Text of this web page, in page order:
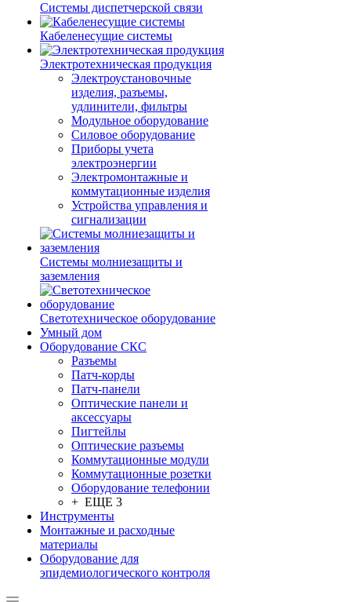
Системы диспетчерской связи
Кабеленесущие системы
Электротехническая продукция
Электроустановочные
изделия, разъемы,
удлинители, фильтры
Модульное оборудование
Силовое оборудование
Приборы учета
электроэнергии
Электромонтажные и
коммутационные изделия
Устройства управления и
сигнализации
Системы молниезащиты и
заземления
Светотехническое оборудование
Умный дом
Оборудование СКС
Разъемы
Патч-корды
Патч-панели
Оптические панели и
аксессуары
Пигтейлы
Оптические разъемы
Коммутационные модули
Коммутационные розетки
Оборудование телефонии
+ ЕЩЕ 3
Инструменты
Монтажные и расходные
материалы
Оборудование для
эпидемиологического контроля